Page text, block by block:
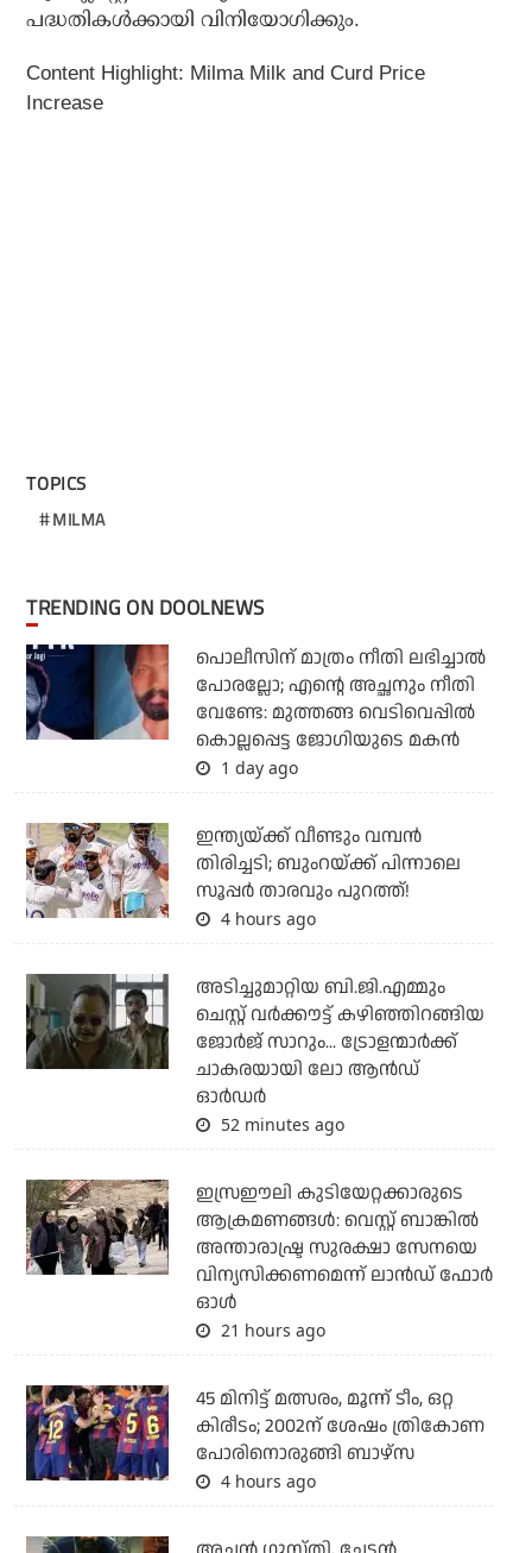
പദ്ധതികള്‍ക്കായി വിനിയോഗിക്കും.
Content Highlight: Milma Milk and Curd Price
Increase
TOPICS
MILMA
TRENDING ON DOOLNEWS
പൊലീസിന് മാത്രം നീതി ലഭിച്ചാല്‍
പോരല്ലോ; എന്റെ അച്ഛനും നീതി
വേണ്ടേ: മുത്തങ്ങ വെടിവെപ്പില്‍
കൊല്ലപ്പെട്ട ജോഗിയുടെ മകന്‍
1 day ago
ഇന്ത്യയ്ക്ക് വീണ്ടും വമ്പന്‍
തിരിച്ചടി; ബുംറയ്ക്ക് പിന്നാലെ
സൂപ്പര്‍ താരവും പുറത്ത്!
4 hours ago
അടിച്ചുമാറ്റിയ ബി.ജി.എമ്മും
ചെസ്റ്റ് വര്‍ക്കൗട്ട് കഴിഞ്ഞിറങ്ങിയ
ജോര്‍ജ് സാറും... ട്രോളന്മാര്‍ക്ക്
ചാകരയായി ലോ ആന്‍ഡ്
ഓര്‍ഡര്‍
52 minutes ago
ഇസ്രഈലി കുടിയേറ്റക്കാരുടെ
ആക്രമണങ്ങള്‍: വെസ്റ്റ് ബാങ്കില്‍
അന്താരാഷ്ട്ര സുരക്ഷാ സേനയെ
വിന്യസിക്കണമെന്ന് ലാന്‍ഡ് ഫോര്‍
ഓള്‍
21 hours ago
45 മിനിട്ട് മത്സരം, മൂന്ന് ടീം, ഒറ്റ
കിരീടം; 2002ന് ശേഷം ത്രികോണ
പോരിനൊരുങ്ങി ബാഴ്‌സ
4 hours ago